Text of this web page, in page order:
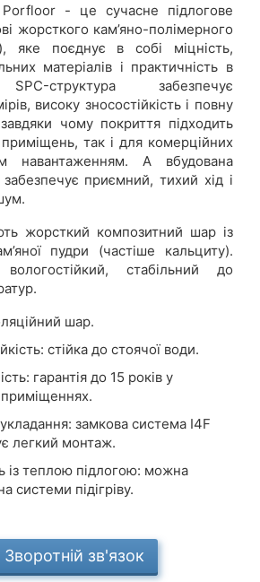
Porfloor - це сучасне підлогове
жорсткого кам’яно-полімерного
яке поєднує в собі міцність,
матеріалів і практичність в
SPC-структура забезпечує
високу зносостійкість і повну
завдяки чому покриття підходить
так і для комерційних
навантаженням. А вбудована
приємний, тихий хід і
жорсткий композитний шар із
пудри (частіше кальциту).
стабільний до
шар.
стійка до стоячої води.
гарантія до 15 років у
замкова система I4F
легкий монтаж.
із теплою підлогою: можна
системи підігріву.
Зворотній зв'язок